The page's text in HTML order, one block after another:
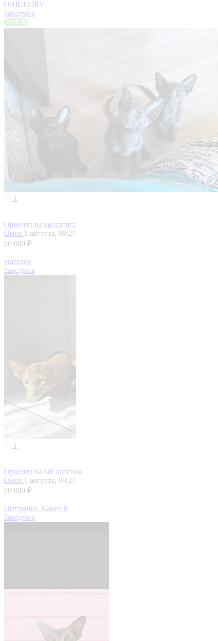
ORIGLORY
Заводчик
1
Ориентальные котята
Омск 3 августа, 09:27
50 000 ₽
Наталья
Заводчик
1
Ориентальный котёнок
Омск 1 августа, 09:27
50 000 ₽
Питомник Kaiser Jr
Заводчик